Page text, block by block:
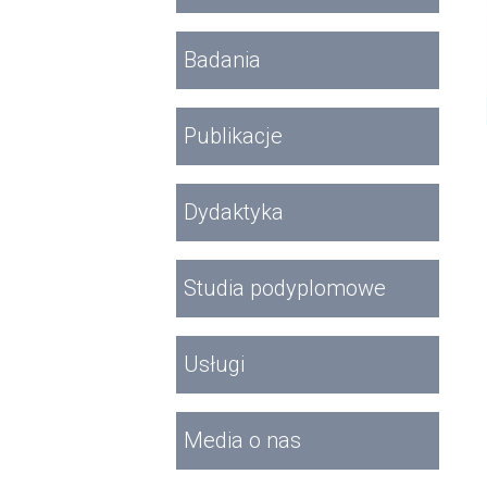
Badania
Publikacje
Dydaktyka
Studia podyplomowe
Usługi
Media o nas